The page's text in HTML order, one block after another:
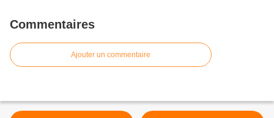
Commentaires
Ajouter un commentaire